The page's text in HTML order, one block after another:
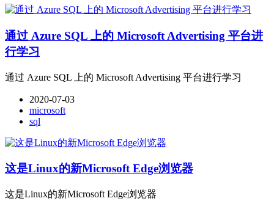
通过 Azure SQL 上的 Microsoft Advertising 平台进
行学习
通过 Azure SQL 上的 Microsoft Advertising 平台进行学习
2020-07-03
microsoft
sql
这是Linux的新Microsoft Edge浏览器
这是Linux的新Microsoft Edge浏览器